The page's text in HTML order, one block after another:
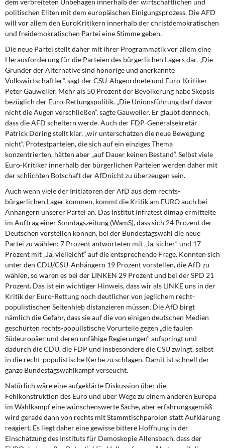
dem verbreiteten Unbehagen innerhalb der wirtschaftlichen und
politi­schen Eliten mit dem europäischen Einigungsprozess. Die AFD
will vor allem den Euro­Kritikern innerhalb der christdemokratischen
und freidemokratischen Partei eine Stimme geben.
Die neue Partei stellt daher mit ihrer Programmatik vor allem eine
Herausforderung für die Parteien des bürgerlichen Lagers dar. „Die
Gründer der Alternative sind honorige und anerkannte
Volkswirtschaftler“, sagt der CSU-Abgeordnete und Euro-Kritiker
Peter Gauweiler. Mehr als 50 Prozent der Bevölkerung habe Skepsis
bezüglich der Euro-Rettungspolitik. „Die Unionsführung darf davor
nicht die Augen verschließen“, sagte Gauweiler. Er glaubt dennoch,
dass die AFD scheitern werde. Auch der FDP-General­sekretär
Patrick Döring stellt klar, „wir unterschätzen die neue Bewegung
nicht“. Pro­testparteien, die sich auf ein einziges Thema
konzentrierten, hätten aber „auf Dauer keinen Bestand“. Selbst viele
Euro-Kritiker innerhalb der bürgerlichen Parteien werden daher mit
der schlichten Botschaft der AfDnicht zu überzeugen sein.
Auch wenn viele der Initiatoren der AfD aus dem rechts-
bürgerlichen Lager kommen, kommt die Kritik am EURO auch bei
Anhängern unserer Partei an. Das Institut Infratest dimap ermittelte
im Auftrag einer Sonntagszeitung (WamS), dass sich 24 Prozent der
Deutschen vorstellen können, bei der Bundestagswahl die neue
Partei zu wählen: 7 Prozent antworteten mit „Ja, sicher“ und 17
Prozent mit „Ja, vielleicht“ auf die entspre­chende Frage. Konnten sich
unter den CDU/CSU-Anhängern 19 Prozent vorstellen, die AfD zu
wählen, so waren es bei der LINKEN 29 Prozent und bei der SPD 21
Prozent. Das ist ein wichtiger Hinweis, dass wir als LINKE uns in der
Kritik der Euro-Rettung noch deutlicher von jeglichem recht-
populistischen Seitenhieb distanzieren müssen. Die AfD birgt
nämlich die Gefahr, dass sie auf die von einigen deutschen Medien
geschür­ten rechts-populistische Vorurteile gegen „die faulen
Südeuropäer und deren unfähige Regierungen“ aufspringt und
dadurch die CDU, die FDP und insbesondere die CSU zwingt, selbst
in die recht-populistische Kerbe zu schlagen. Damit ist schnell der
ganze Bundestagswahlkampf verseucht.
Natürlich wäre eine aufgeklärte Diskussion über die
Fehlkonstruktion des Euro und über Wege zu einem anderen Europa
im Wahlkampf eine wünschenswerte Sache, aber er­fahrungsgemäß
wird gerade dann von rechts mit Stammtischparolen statt Aufklärung
reagiert. Es liegt daher eine gewisse bittere Hoffnung in der
Einschätzung des Instituts für Demoskopie Allensbach, dass der